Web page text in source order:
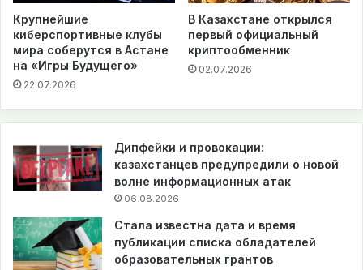
Крупнейшие
киберспортивные клубы
мира соберутся в Астане
на «Игры Будущего»
22.07.2026
В Казахстане открылся
первый официальный
криптообменник
02.07.2026
Дипфейки и провокации:
казахстанцев предупредили о новой
волне информационных атак
06.08.2026
Стала известна дата и время
публикации списка обладателей
образовательных грантов